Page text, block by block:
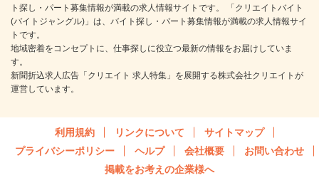
ト探し・パート募集情報が満載の求人情報サイトです。 「クリエイトバイト
(バイトジャングル)」は、バイト探し・パート募集情報が満載の求人情報サイ
トです。
地域密着をコンセプトに、仕事探しに役立つ最新の情報をお届けしていま
す。
新聞折込求人広告「クリエイト 求人特集」を展開する株式会社クリエイトが
運営しています。
利用規約 リンクについて
サイトマップ
プライバシーポリシー
ヘルプ 会社概要
お問い合わせ
掲載をお考えの企業様へ